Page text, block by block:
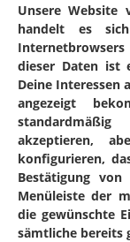
Unsere Website
handelt es
dieser Daten ist
Deine Interessen
angezeigt
akzeptieren,
konfigurieren,
Bestätigung
Menüleiste der
die gewünschte
sämtliche bereits